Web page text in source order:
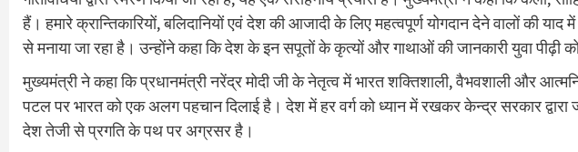
हैं। हमारे क्रान्तिकारियों, बलिदानियों एवं देश की आजादी के लिए महत्वपूर्ण योगदान देने वालों की
से मनाया जा रहा है। उन्होंने कहा कि देश के इन सपूतों के कृत्यों और गाथाओं की जानकारी युवा पीढ़ी
मुख्यमंत्री ने कहा कि प्रधानमंत्री नरेंद्र मोदी जी के नेतृत्व में भारत शक्तिशाली, वैभवशाली और
पटल पर भारत को एक अलग पहचान दिलाई है। देश में हर वर्ग को ध्यान में रखकर केन्द्र सरकार द्वारा
देश तेजी से प्रगति के पथ पर अग्रसर है।